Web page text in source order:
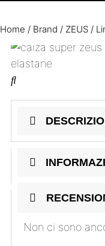
Home / Brand / ZEUS /
Non ci sono